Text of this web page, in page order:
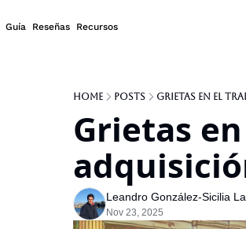
Guía Reseñas Recursos
Home Posts Grietas en el
Grietas
Leandro González-Sicilia
Nov 23, 2025